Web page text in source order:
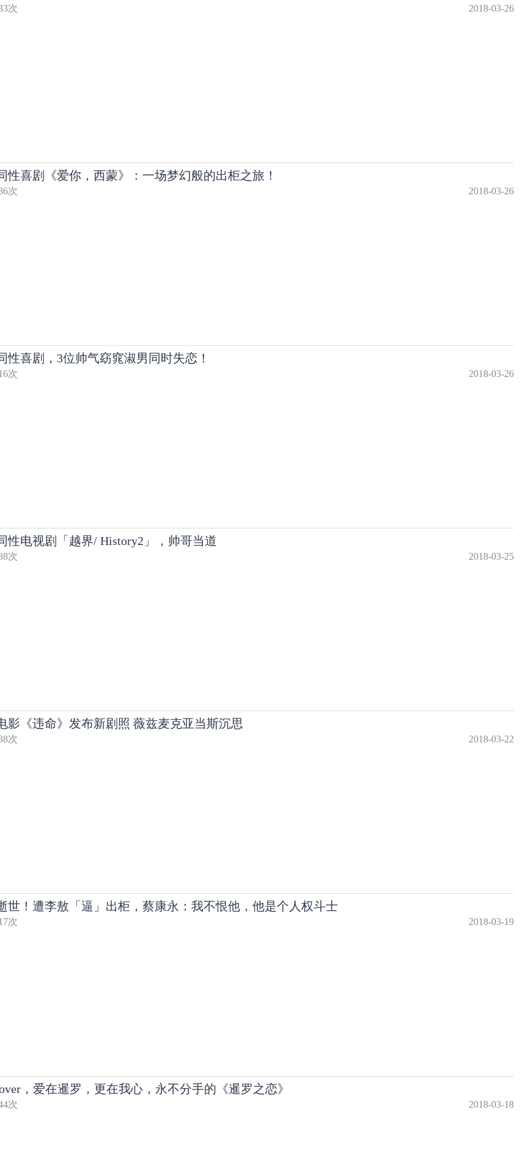
次 2018-03-26
性喜剧《爱你，西蒙》：一场梦幻般的出柜之旅！
次 2018-03-26
性喜剧，3位帅气窈窕淑男同时失恋！
次 2018-03-26
性电视剧「越界/ History2」，帅哥当道
次 2018-03-25
影《违命》发布新剧照 薇兹麦克亚当斯沉思
次 2018-03-22
世！遭李敖「逼」出柜，蔡康永：我不恨他，他是个人权斗士
次 2018-03-19
，爱在暹罗，更在我心，永不分手的《暹罗之恋》
次 2018-03-18